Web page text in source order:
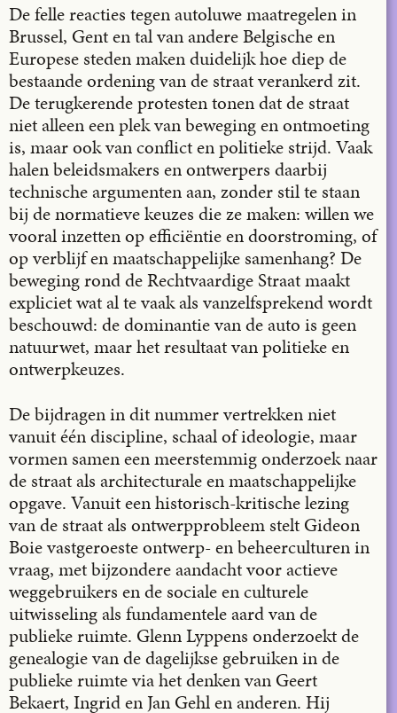
De felle reacties tegen autoluwe maatregelen in
Brussel, Gent en tal van andere Belgische en
Europese steden maken duidelijk hoe diep de
bestaande ordening van de straat verankerd zit.
De terugkerende protesten tonen dat de straat
niet alleen een plek van beweging en ontmoeting
is, maar ook van conflict en politieke strijd. Vaak
halen beleidsmakers en ontwerpers daarbij
technische argumenten aan, zonder stil te staan
bij de normatieve keuzes die ze maken: willen we
vooral inzetten op efficiëntie en doorstroming, of
op verblijf en maatschappelijke samenhang? De
beweging rond de Rechtvaardige Straat maakt
expliciet wat al te vaak als vanzelfsprekend wordt
beschouwd: de dominantie van de auto is geen
natuurwet, maar het resultaat van politieke en
ontwerpkeuzes.
De bijdragen in dit nummer vertrekken niet
vanuit één discipline, schaal of ideologie, maar
vormen samen een meerstemmig onderzoek naar
de straat als architecturale en maatschappelijke
opgave. Vanuit een historisch-kritische lezing
van de straat als ontwerpprobleem stelt Gideon
Boie vastgeroeste ontwerp- en beheerculturen in
vraag, met bijzondere aandacht voor actieve
weggebruikers en de sociale en culturele
uitwisseling als fundamentele aard van de
publieke ruimte. Glenn Lyppens onderzoekt de
genealogie van de dagelijkse gebruiken in de
publieke ruimte via het denken van Geert
Bekaert, Ingrid en Jan Gehl en anderen. Hij